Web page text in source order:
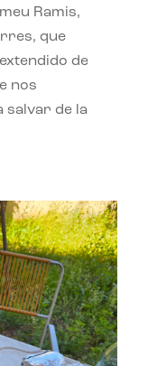
Ramis,
que
de
nos
salvar de la